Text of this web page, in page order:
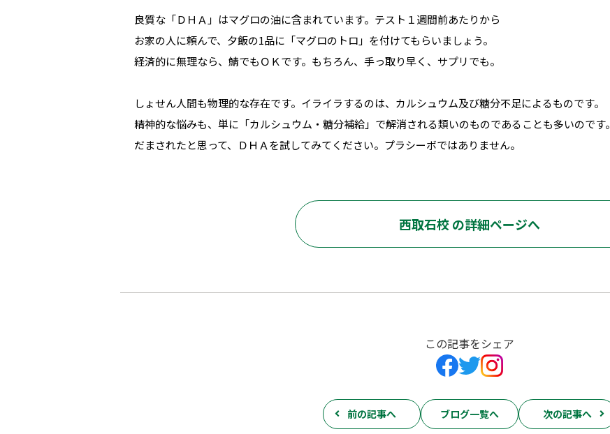
良質な「ＤＨＡ」はマグロの油に含まれています。テスト１週間前あたりから
お家の人に頼んで、夕飯の1品に「マグロのトロ」を付けてもらいましょう。
経済的に無理なら、鯖でもＯＫです。もちろん、手っ取り早く、サプリでも。
しょせん人間も物理的な存在です。イライラするのは、カルシュウム及び糖分不足によるものです。
精神的な悩みも、単に「カルシュウム・糖分補給」で解消される類いのものであることも多いのです。
だまされたと思って、ＤＨＡを試してみてください。プラシーボではありません。
西取石校 の詳細ページへ
この記事をシェア
前の記事へ ブログ一覧へ 次の記事へ